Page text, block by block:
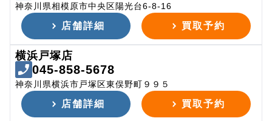
神奈川県相模原市中央区陽光台6-8-16
店舗詳細 買取予約
横浜戸塚店
045-858-5678
神奈川県横浜市戸塚区東俣野町９９５
店舗詳細 買取予約